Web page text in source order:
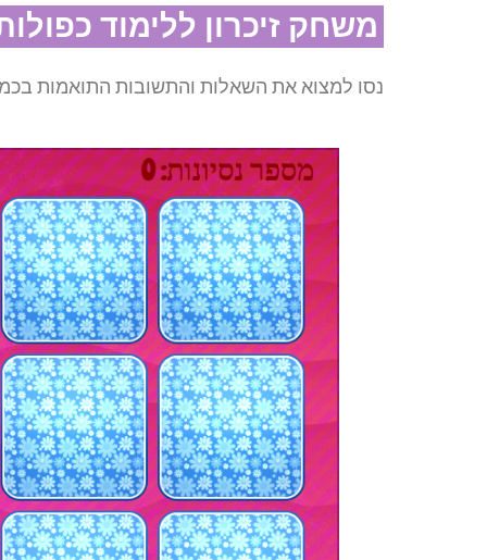
משחק זיכרון ללימוד כפולות
נסו למצוא את השאלות והתשובות התואמות